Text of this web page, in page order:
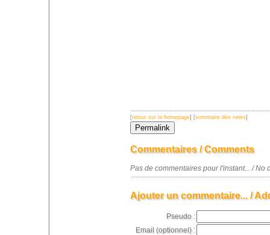
[retour sur la homepage] [sommaire des news]
Commentaires / Comments
Pas de commentaires pour l'instant... / No
Ajouter un commentaire... /
Pseudo :
Email (optionnel) :